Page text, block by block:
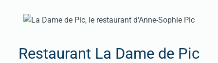
Restaurant La Dame de Pic